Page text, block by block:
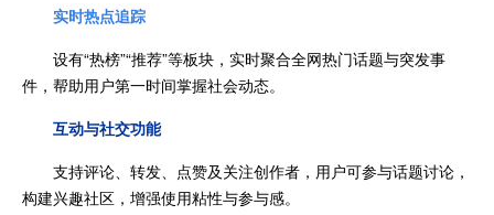
实时热点追踪
设有“热榜”“推荐”等板块，实时聚合全网热门话题与突发事
件，帮助用户第一时间掌握社会动态。
互动与社交功能
支持评论、转发、点赞及关注创作者，用户可参与话题讨论，
构建兴趣社区，增强使用粘性与参与感。